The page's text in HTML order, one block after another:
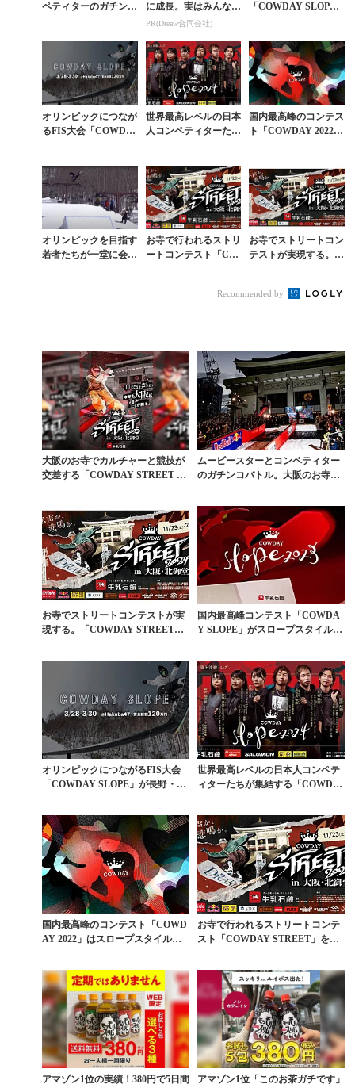
ペティターのガチンコ
に成長。実はみんなコ
コ使ってます。
PR(Dreaw合同会社)
「COWDAY SLOP
オリンピックにつなが
るFIS大会「COWDA
世界最高レベルの日本
人コンペティターたち
国内最高峰のコンテス
ト「COWDAY 2022」
オリンピックを目指す
若者たちが一堂に会し
お寺で行われるストリ
ートコンテスト「CO
お寺でストリートコン
テストが実現する。
11月開催
Recommended by
大阪のお寺でカルチャーと競技が
交差する「COWDAY STREET 20
ムービースターとコンペティター
のガチンコバトル。大阪のお寺で
お寺でストリートコンテストが実
現する。「COWDAY STREET」
国内最高峰コンテスト「COWDA
Y SLOPE」がスロープスタイル国
オリンピックにつながるFIS大会
「COWDAY SLOPE」が長野・白
世界最高レベルの日本人コンペテ
ィターたちが集結する「COWDA
国内最高峰のコンテスト「COWD
AY 2022」はスロープスタイル＆
お寺で行われるストリートコンテ
スト「COWDAY STREET」をラ
アマゾン1位の実績！380円で5日間
アマゾン1位「このお茶ガチです」